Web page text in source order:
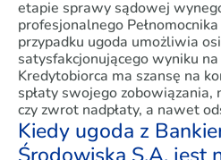
etapie sprawy sądowej
profesjonalnego
przypadku ugoda umożliwia
satysfakcjonującego wyniku
Kredytobiorca ma szansę na
spłaty swojego zobowiązania,
czy zwrot nadpłaty, a nawet
Kiedy ugoda z